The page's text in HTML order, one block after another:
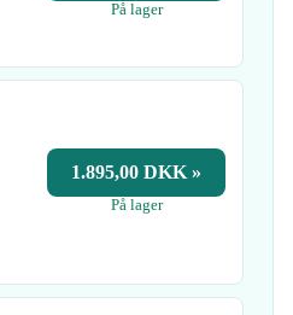
På lager
1.895,00 DKK »
På lager